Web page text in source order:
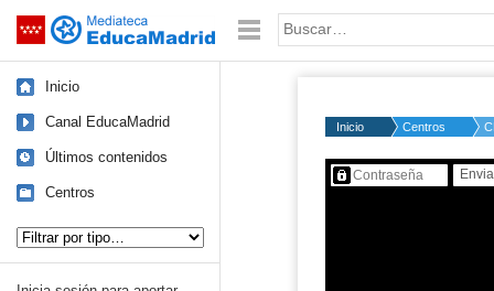
Saltar navegación Palabra o frase:
Inicio
Canal EducaMadrid
Últimos contenidos
Centros
Inicio Centros
Contenido protegido…